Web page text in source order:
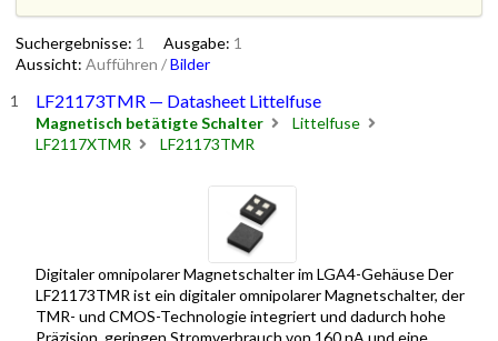
Suchergebnisse: 1 Ausgabe: 1
Aussicht: Aufführen /Bilder
LF21173TMR — Datasheet Littelfuse
Magnetisch betätigte Schalter
Littelfuse
LF2117XTMR
LF21173TMR
Digitaler omnipolarer Magnetschalter im LGA4-Gehäuse Der
LF21173TMR ist ein digitaler omnipolarer Magnetschalter, der
TMR- und CMOS-Technologie integriert und dadurch hohe